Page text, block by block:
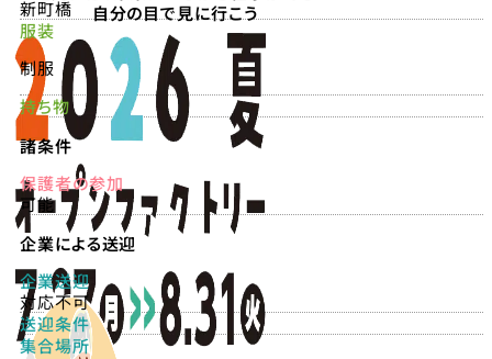
自分の目で見に行こう
新町橋
服装
制服
持ち物
諸条件
保護者の参加
可能
企業による送迎
企業送迎
対応不可
送迎条件
集合場所